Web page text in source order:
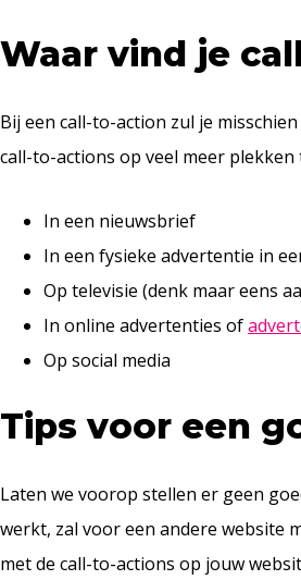
Waar vind je
Bij een call-to-action zul je
call-to-actions op veel meer
In een nieuwsbrief
In een fysieke advertentie in
Op televisie (denk maar eens
In online advertenties of
Op social media
Tips voor een
Laten we voorop stellen er geen
werkt, zal voor een andere website
met de call-to-actions op jouw